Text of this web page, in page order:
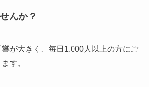
んか？
響が大きく、毎日1,000人以上の方にご
す。